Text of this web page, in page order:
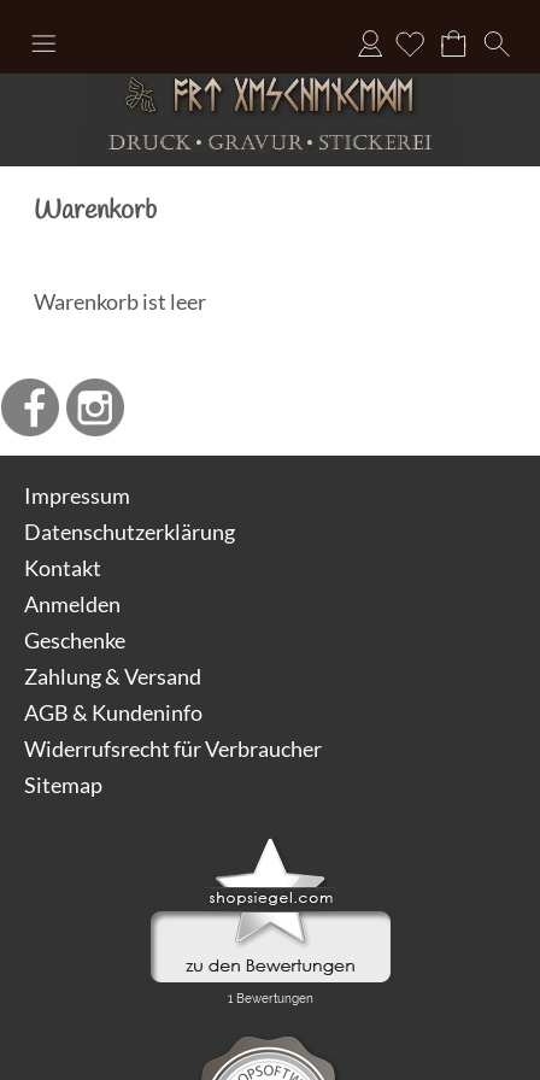
Anmelden
Warenkorb
Warenkorb ist leer
Impressum
Datenschutzerklärung
Kontakt
Anmelden
Geschenke
Zahlung & Versand
AGB & Kundeninfo
Widerrufsrecht für Verbraucher
Sitemap